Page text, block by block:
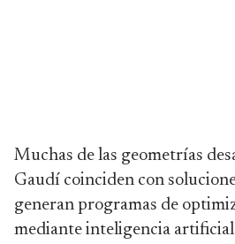
Muchas de las geometrías
Gaudí coinciden con
generan programas de
mediante inteligencia